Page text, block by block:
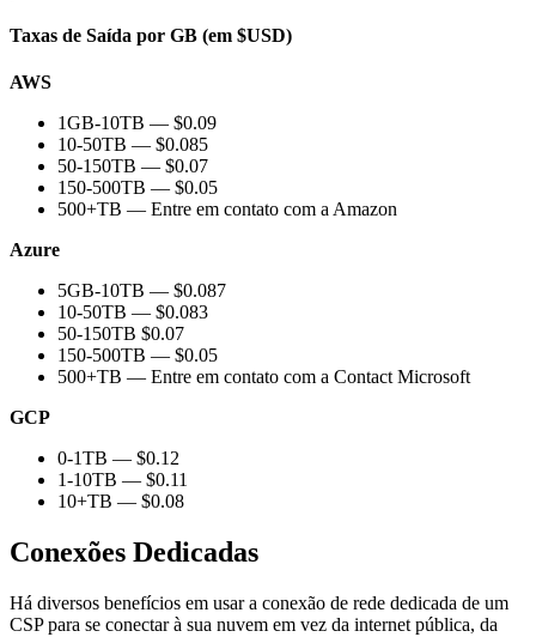
Taxas de Saída por GB (em $USD)
AWS
1GB-10TB — $0.09
10-50TB — $0.085
50-150TB — $0.07
150-500TB — $0.05
500+TB — Entre em contato com a Amazon
Azure
5GB-10TB — $0.087
10-50TB — $0.083
50-150TB $0.07
150-500TB — $0.05
500+TB — Entre em contato com a Contact Microsoft
GCP
0-1TB — $0.12
1-10TB — $0.11
10+TB — $0.08
Conexões Dedicadas
Há diversos benefícios em usar a conexão de rede dedicada de um
CSP para se conectar à sua nuvem em vez da internet pública, da